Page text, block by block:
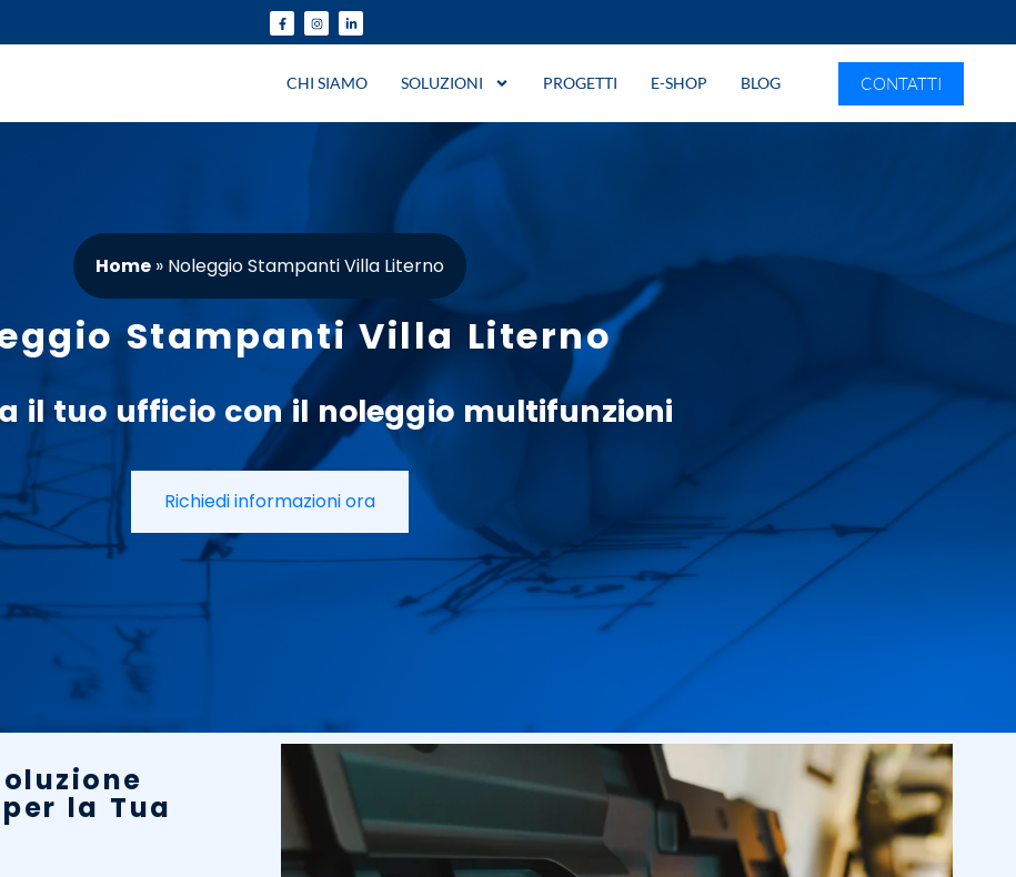
CHI SIAMO SOLUZIONI PROGETTI E-SHOP BLOG CONTATTI
Home » Noleggio Stampanti Villa Literno
Stampanti Villa Literno
il tuo ufficiocon ilnoleggio multifunzioni
Richiedi informazioni ora
la Tua